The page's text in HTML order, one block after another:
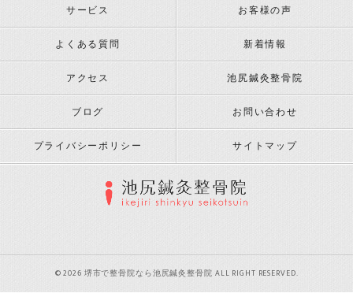
サービス お客様の声
よくある質問 新着情報
アクセス 池尻鍼灸整骨院
ブログ お問い合わせ
プライバシーポリシー サイトマップ
© 2026 堺市で整骨院なら池尻鍼灸整骨院 ALL RIGHT RESERVED.